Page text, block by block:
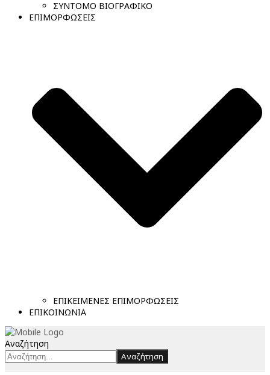
ΣΥΝΤΟΜΟ ΒΙΟΓΡΑΦΙΚΟ
ΕΠΙΜΟΡΦΩΣΕΙΣ
ΕΠΙΚΕΙΜΕΝΕΣ ΕΠΙΜΟΡΦΩΣΕΙΣ
ΕΠΙΚΟΙΝΩΝΙΑ
Αναζήτηση
Αναζήτηση